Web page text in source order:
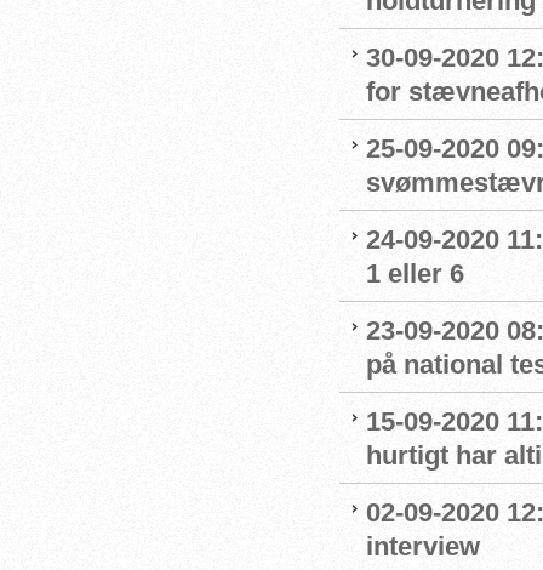
30-09-2020
for
25-09-2020
24-09-2020
1 eller 6
23-09-2020
på national
15-09-2020
hurtigt har
02-09-2020
interview